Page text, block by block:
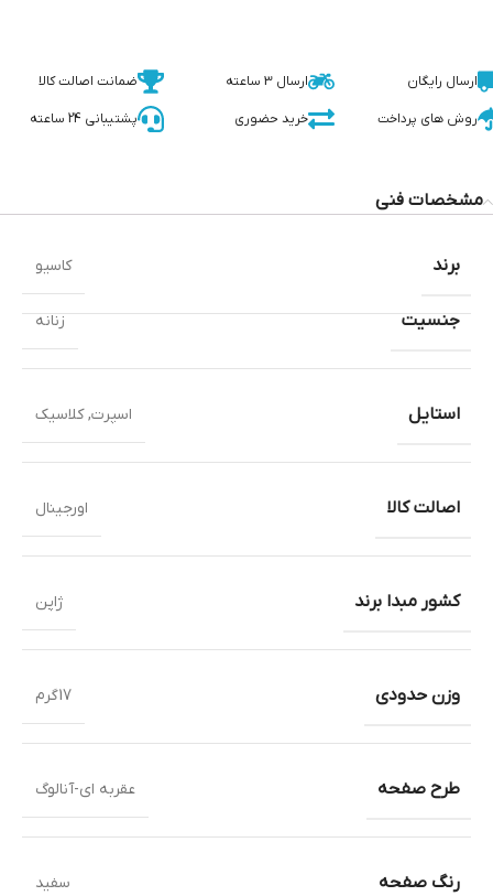
ارسال رایگان ارسال 3 ساعته ضمانت اصالت کالا
روش های پرداخت خرید حضوری پشتیبانی 24 ساعته
مشخصات فنی
جنسیت زنانه
استایل اسپرت,کلاسیک
اصالت کالا اورجینال
کشور مبدا برند ژاپن
وزن حدودی 17گرم
طرح صفحه عقربه ای-آنالوگ
رنگ صفحه سفید
برند کاسیو